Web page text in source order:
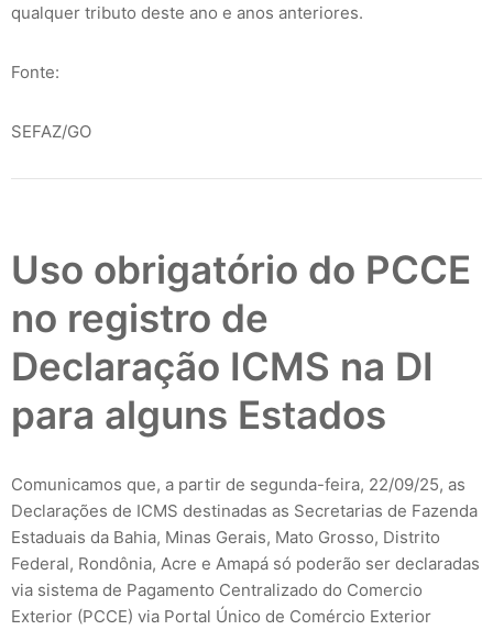
qualquer tributo deste ano e anos anteriores.
Fonte:
SEFAZ/GO
Uso obrigatório do PCCE
no registro de
Declaração ICMS na DI
para alguns Estados
Comunicamos que, a partir de segunda-feira, 22/09/25, as
Declarações de ICMS destinadas as Secretarias de Fazenda
Estaduais da Bahia, Minas Gerais, Mato Grosso, Distrito
Federal, Rondônia, Acre e Amapá só poderão ser declaradas
via sistema de Pagamento Centralizado do Comercio
Exterior (PCCE) via Portal Único de Comércio Exterior